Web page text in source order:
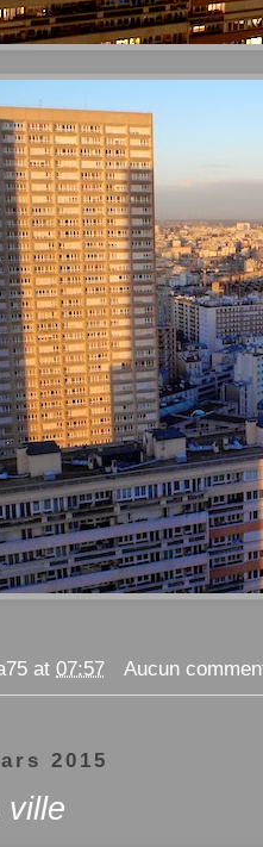
at 07:57 Aucun
2015
ville